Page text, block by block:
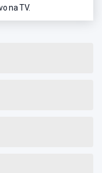
na TV.